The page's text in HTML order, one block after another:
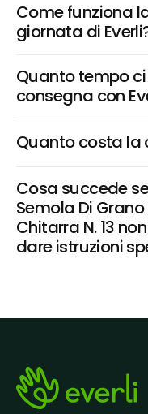
Come funziona
giornata di
Quanto tempo
consegna con
Quanto costa la
Cosa succede
Semola Di
Chitarra N. 13
dare istruzioni